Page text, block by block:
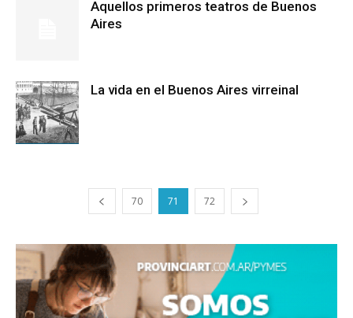
Aquellos primeros teatros de Buenos
Aires
La vida en el Buenos Aires virreinal
70 71 72